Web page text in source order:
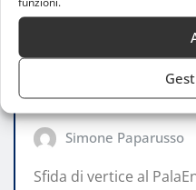
ATTUALITÀ
Bertram Derthona
Biglietti In Vendita
A
Simone Paparusso
Sfida di vertice al